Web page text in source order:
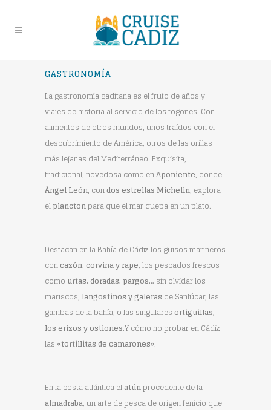
GASTRONOMÍA
La gastronomía gaditana es el fruto de años y
viajes de historia al servicio de los fogones. Con
alimentos de otros mundos, unos traídos con el
descubrimiento de América, otros de las orillas
más lejanas del Mediterráneo. Exquisita,
tradicional, novedosa como enAponiente, donde
Ángel León, condos estrellas Michelin, explora
elplanctonpara que el mar quepa en un plato.
Destacan en la Bahía de Cádiz los guisos marineros
concazón, corvina y rape, los pescados frescos
como urtas, doradas, pargos… sin olvidar los
mariscos, langostinos y galeras de Sanlúcar, las
gambas de la bahía, o las singulares ortiguillas,
los erizos y ostiones.Y cómo no probar en Cádiz
las «tortillitas de camarones».
En la costa atlántica elatúnprocedente de la
almadraba, un arte de pesca de origen fenicio que